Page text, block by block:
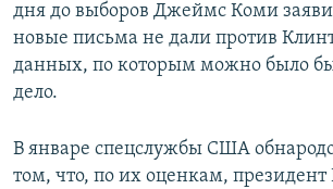
дня до выборов Джеймс Коми
новые письма не дали против
данных, по которым можно было
дело.
В январе спецслужбы США
том, что, по их оценкам, президент